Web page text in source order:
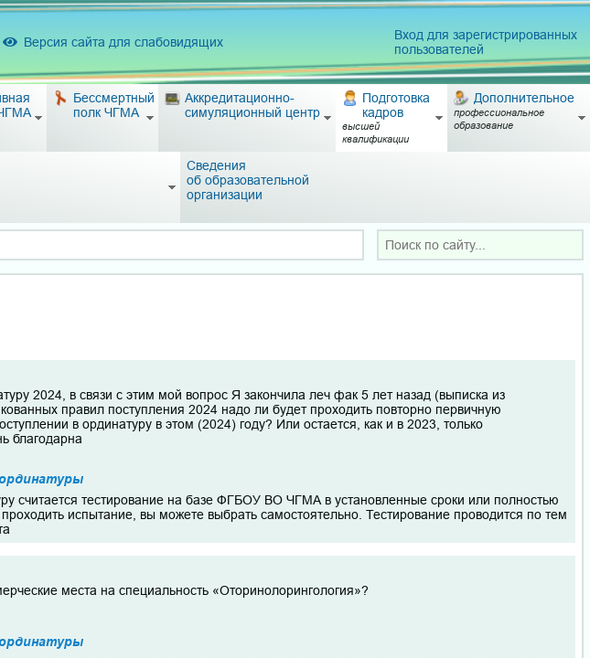
Версия сайта для слабовидящих
Вход для зарегистрированных
пользователей
Бессмертный
полк ЧГМА
Аккредитационно-
симуляционный центр
Подготовка
кадров
высшей
квалификации
Дополнительное
профессиональное
образование
Сведения
об образовательной
организации
2024, в связи с этим мой вопрос Я закончила леч фак 5 лет назад (выписка из
правил поступления 2024 надо ли будет проходить повторно первичную
в ординатуру в этом (2024) году? Или остается, как и в 2023, только
благодарна
считается тестирование на базе ФГБОУ ВО ЧГМА в установленные сроки или полностью
испытание, вы можете выбрать самостоятельно. Тестирование проводится по тем
места на специальность «Оторинолорингология»?